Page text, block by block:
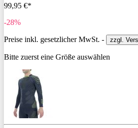
99,95 €*
-28%
Preise inkl. gesetzlicher MwSt. - zzgl.
Bitte zuerst eine Größe auswählen